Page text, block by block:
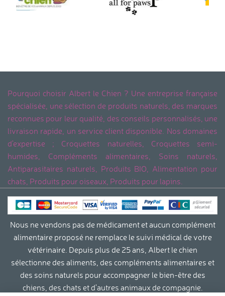
Pourquoi choisir Albert le Chien ? Une entreprise française
spécialisée, une sélection de produits naturels, des marques
reconnues pour leur qualité, des conseils personnalisés, une
livraison rapide, un service client disponible. Nos domaines
d'expertise ; Croquettes naturelles, Croquettes semi-
humides, Compléments alimentaires, Soins naturels,
Antiparasitaires naturels, Produits BIO, Alimentation pour
chats, Produits pour oiseaux, Produits pour lapins.
Nous ne vendons pas de médicament et aucun complément
alimentaire proposé ne remplace le suivi médical de votre
vétérinaire. Depuis plus de 25 ans, Albert le chien
sélectionne des aliments, des compléments alimentaires et
des soins naturels pour accompagner le bien-être des
chiens, des chats et d'autres animaux de compagnie.